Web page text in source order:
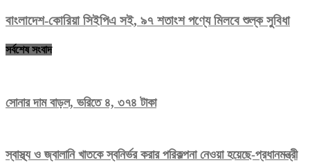
বাংলাদেশ-কোরিয়া সিইপিএ সই, ৯৭ শতাংশ পণ্যে মিলবে শুল্ক সুবিধা
সর্বশেষ সংবাদ
সোনার দাম বাড়ল, ভরিতে ৪, ৩৭৪ টাকা
স্বাস্থ্য ও জ্বালানি খাতকে স্বনির্ভর করার পরিকল্পনা নেওয়া হয়েছে-প্রধানমন্ত্রী